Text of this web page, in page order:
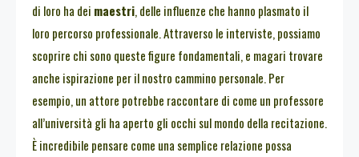
di loro ha dei maestri, delle influenze che hanno plasmato il
loro percorso professionale. Attraverso le interviste, possiamo
scoprire chi sono queste figure fondamentali, e magari trovare
anche ispirazione per il nostro cammino personale. Per
esempio, un attore potrebbe raccontare di come un professore
all’università gli ha aperto gli occhi sul mondo della recitazione.
È incredibile pensare come una semplice relazione possa